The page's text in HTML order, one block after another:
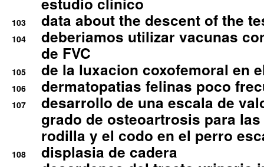
103 data about the descent of the
104
deberiamos utilizar vacunas
de FVC
105 de la luxacion coxofemoral en
106 dermatopatias felinas poco
107
desarrollo de una escala de
grado de osteoartrosis para
rodilla y el codo en el perro
108 displasia de cadera